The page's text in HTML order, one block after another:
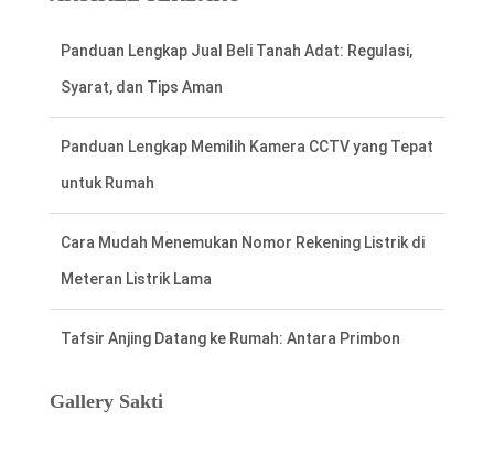
Panduan Lengkap Memilih Kamera CCTV yang Tepat
untuk Rumah
Cara Mudah Menemukan Nomor Rekening Listrik di
Meteran Listrik Lama
Tafsir Anjing Datang ke Rumah: Antara Primbon
Jawa dan Perspektif Islam
Hal Penting Saat Cek Tagihan Listrik PLN
Gallery Sakti